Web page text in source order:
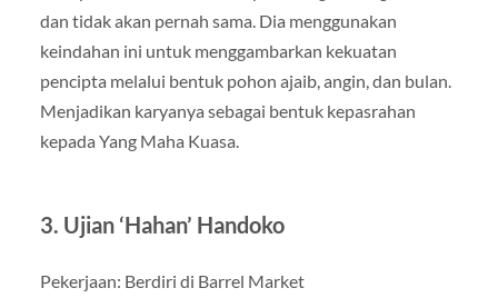
dan tidak akan pernah sama. Dia menggunakan
keindahan ini untuk menggambarkan kekuatan
pencipta melalui bentuk pohon ajaib, angin, dan bulan.
Menjadikan karyanya sebagai bentuk kepasrahan
kepada Yang Maha Kuasa.
3. Ujian ‘Hahan’ Handoko
Pekerjaan: Berdiri di Barrel Market